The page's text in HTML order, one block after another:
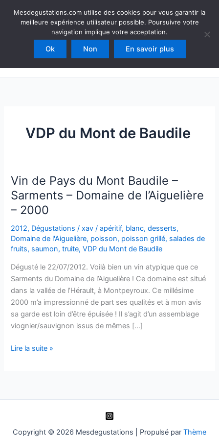
Mesdegustations
Dégustations, accords & autour du vin
Rechercher
VDP du Mont de Baudile
Vin de Pays du Mont Baudile –
Sarments – Domaine de l’Aiguelière
– 2000
2012, Dégustations /xav/apéritif, blanc,desserts,
Domaine de l'Aiguelière, poisson, poisson grillé, salades de
fruits, saumon,truite,VDP du Mont de Baudile
Dégusté le 22/07/2012. Voilà bien un vin atypique que ce
Sarments du Domaine de l’Aiguelière ! Ce domaine est situé
dans la vallée de l’Hérault, à Montpeyroux. Ce millésime
2000 m’a impressionné de part ses qualités et à mon avis
sa garde est loin d’être épuisée ! Il s’agit d’un assemblage
viognier/sauvignon issus de mêmes […]
Vin
Sarments
Lire la suite »
Copyright © 2026 Mesdegustations | Propulsé par Thème
Mesdegustations.com utilise des cookies pour vous garantir la
meilleure expérience utilisateur possible. Poursuivre votre
navigation implique votre acceptation.
Ok Non En savoir plus